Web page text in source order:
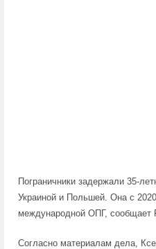
Пограничники задержали 35-
Украиной и Польшей. Она с
международной ОПГ, сообщает
Согласно материалам дела,